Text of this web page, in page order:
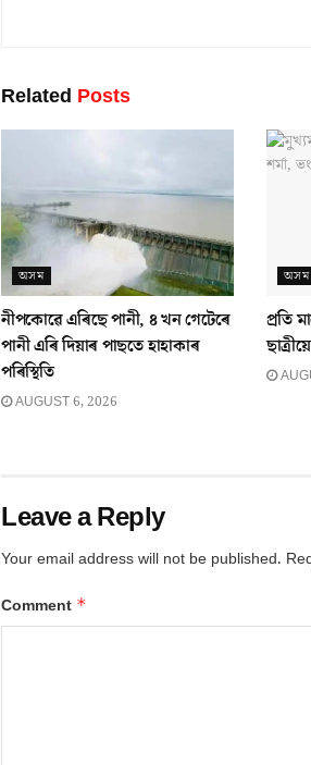
Related Posts
অসম
নীপকোৱে এৰিছে পানী, ৪ খন গেটেৰে
পানী এৰি দিয়াৰ পাছতে হাহাকাৰ
পৰিস্থিতি
AUGUST 6, 2026
অসম
প্ৰতি
Leave a Reply
Your email address will not be published.
Comment *